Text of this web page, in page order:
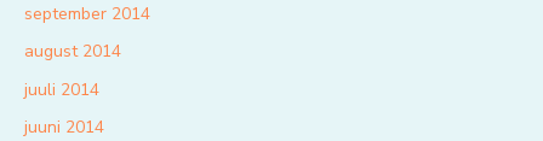
september 2014
august 2014
juuli 2014
juuni 2014